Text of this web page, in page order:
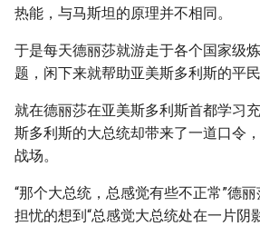
热能，与马斯坦的原理并不相同。
于是每天德丽莎就游走于各个国家级
题，闲下来就帮助亚美斯多利斯的平民
就在德丽莎在亚美斯多利斯首都学习
斯多利斯的大总统却带来了一道口令
战场。
“那个大总统，总感觉有些不正常”德
担忧的想到“总感觉大总统处在一片阴